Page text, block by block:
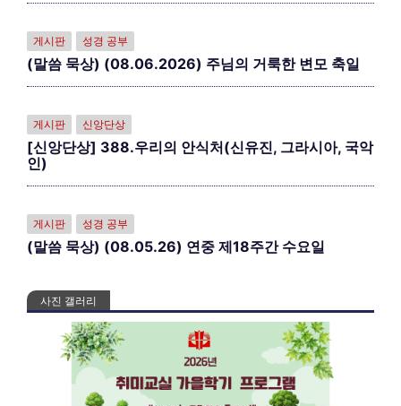
게시판 성경 공부
(말씀 묵상) (08.06.2026) 주님의 거룩한 변모 축일
게시판 신앙단상
[신앙단상] 388.우리의 안식처(신유진, 그라시아, 국악
인)
게시판 성경 공부
(말씀 묵상) (08.05.26) 연중 제18주간 수요일
사진 갤러리